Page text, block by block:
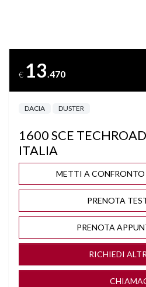
CERCHI
COMPUTER DI
CRUISE
DISATTIVAZIONE AIRBAG
IMPIANTO GPL
INGRESSO
€ 13.470
DACIA DUSTER
1600 SCE
ITALIA
METTI A
PRENOTA
PRENOTA
RICHIEDI